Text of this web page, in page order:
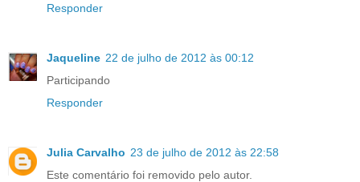
Responder
Jaqueline 22 de julho de 2012 às 00:12
Participando
Responder
Julia Carvalho 23 de julho de 2012 às 22:58
Este comentário foi removido pelo autor.